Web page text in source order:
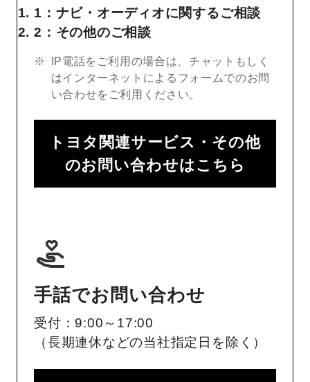
1：ナビ・オーディオに関するご相談
2：その他のご相談
IP電話をご利用の場合は、チャットもしく
はインターネットによるフォームでのお問
い合わせをご利用ください。
トヨタ関連サービス・その他
のお問い合わせはこちら
手話でお問い合わせ
受付：9:00～17:00
（長期連休などの当社指定日を除く）